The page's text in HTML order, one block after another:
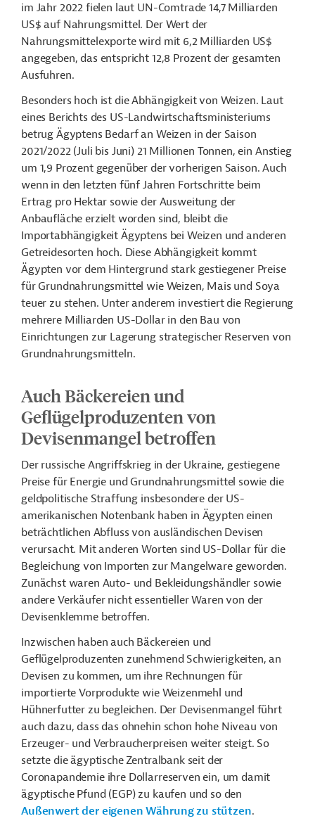
im Jahr 2022 fielen laut UN-Comtrade 14,7 Milliarden
US$ auf Nahrungsmittel. Der Wert der
Nahrungsmittelexporte wird mit 6,2 Milliarden US$
angegeben, das entspricht 12,8 Prozent der gesamten
Ausfuhren.
Besonders hoch ist die Abhängigkeit von Weizen. Laut
eines Berichts des US-Landwirtschaftsministeriums
betrug Ägyptens Bedarf an Weizen in der Saison
2021/2022 (Juli bis Juni) 21 Millionen Tonnen, ein Anstieg
um 1,9 Prozent gegenüber der vorherigen Saison. Auch
wenn in den letzten fünf Jahren Fortschritte beim
Ertrag pro Hektar sowie der Ausweitung der
Anbaufläche erzielt worden sind, bleibt die
Importabhängigkeit Ägyptens bei Weizen und anderen
Getreidesorten hoch. Diese Abhängigkeit kommt
Ägypten vor dem Hintergrund stark gestiegener Preise
für Grundnahrungsmittel wie Weizen, Mais und Soya
teuer zu stehen. Unter anderem investiert die Regierung
mehrere Milliarden US-Dollar in den Bau von
Einrichtungen zur Lagerung strategischer Reserven von
Grundnahrungsmitteln.
Auch Bäckereien und
Geflügelproduzenten von
Devisenmangel betroffen
Der russische Angriffskrieg in der Ukraine, gestiegene
Preise für Energie und Grundnahrungsmittel sowie die
geldpolitische Straffung insbesondere der US-
amerikanischen Notenbank haben in Ägypten einen
beträchtlichen Abfluss von ausländischen Devisen
verursacht. Mit anderen Worten sind US-Dollar für die
Begleichung von Importen zur Mangelware geworden.
Zunächst waren Auto- und Bekleidungshändler sowie
andere Verkäufer nicht essentieller Waren von der
Devisenklemme betroffen.
Inzwischen haben auch Bäckereien und
Geflügelproduzenten zunehmend Schwierigkeiten, an
Devisen zu kommen, um ihre Rechnungen für
importierte Vorprodukte wie Weizenmehl und
Hühnerfutter zu begleichen. Der Devisenmangel führt
auch dazu, dass das ohnehin schon hohe Niveau von
Erzeuger- und Verbraucherpreisen weiter steigt. So
setzte die ägyptische Zentralbank seit der
Coronapandemie ihre Dollarreserven ein, um damit
ägyptische Pfund (EGP) zu kaufen und so den
Außenwert der eigenen Währung zu stützen.